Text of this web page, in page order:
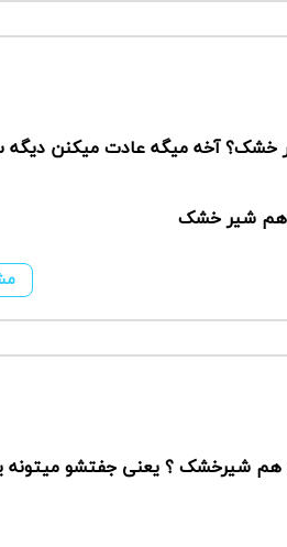
خشک؟ آخه میگه عادت میکنن دیگه
هم شیر خشک
شیرخشک ؟ یعنی جفتشو میتونه